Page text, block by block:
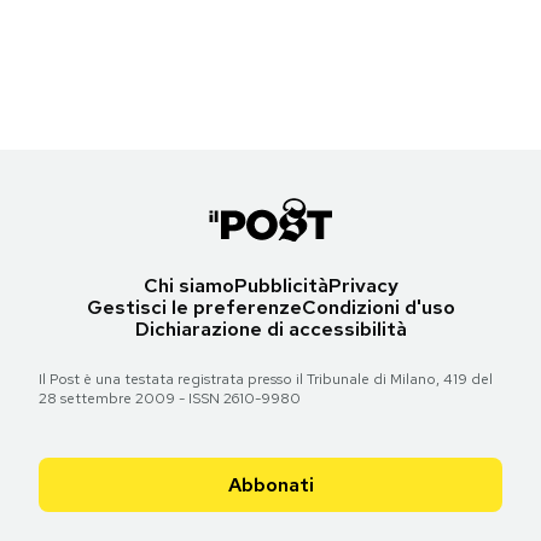
Chi siamoPubblicitàPrivacy
Gestisci le preferenzeCondizioni d'uso
Dichiarazione di accessibilità
Il Post è una testata registrata presso il Tribunale di Milano, 419 del
28 settembre 2009 - ISSN 2610-9980
Abbonati